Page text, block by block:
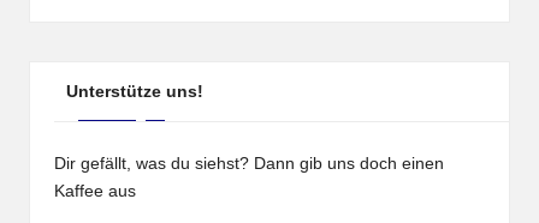
Unterstütze uns!
Dir gefällt, was du siehst? Dann gib uns doch einen
Kaffee aus